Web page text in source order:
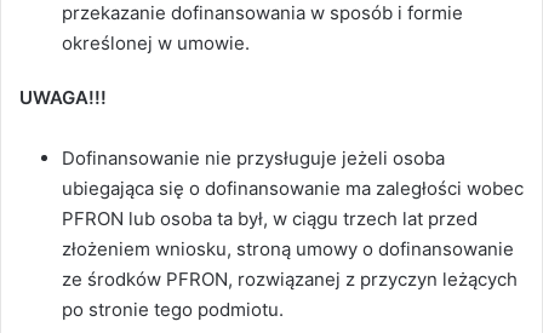
przekazanie dofinansowania w sposób i formie
określonej w umowie.
UWAGA!!!
Dofinansowanie nie przysługuje jeżeli osoba
ubiegająca się o dofinansowanie ma zaległości wobec
PFRON lub osoba ta był, w ciągu trzech lat przed
złożeniem wniosku, stroną umowy o dofinansowanie
ze środków PFRON, rozwiązanej z przyczyn leżących
po stronie tego podmiotu.